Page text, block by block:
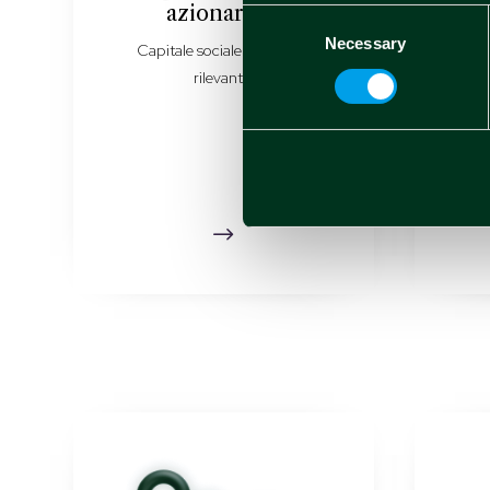
Consent
Necessary
azionariato
Capitale sociale e azionisti
rilevanti.
$